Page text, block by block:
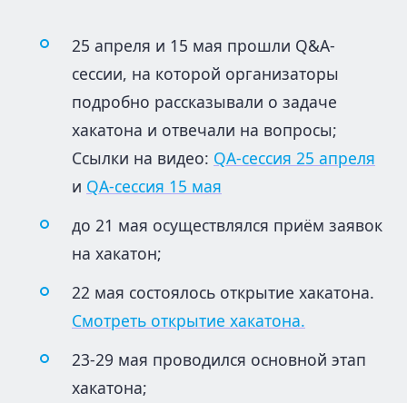
25 апреля и 15 мая прошли Q&A-
сессии, на которой организаторы
подробно рассказывали о задаче
хакатона и отвечали на вопросы;
Ссылки на видео: QA-сессия 25 апреля
и QA-сессия 15 мая
до 21 мая осуществлялся приём заявок
на хакатон;
22 мая состоялось открытие хакатона.
Смотреть открытие хакатона.
23-29 мая проводился основной этап
хакатона;